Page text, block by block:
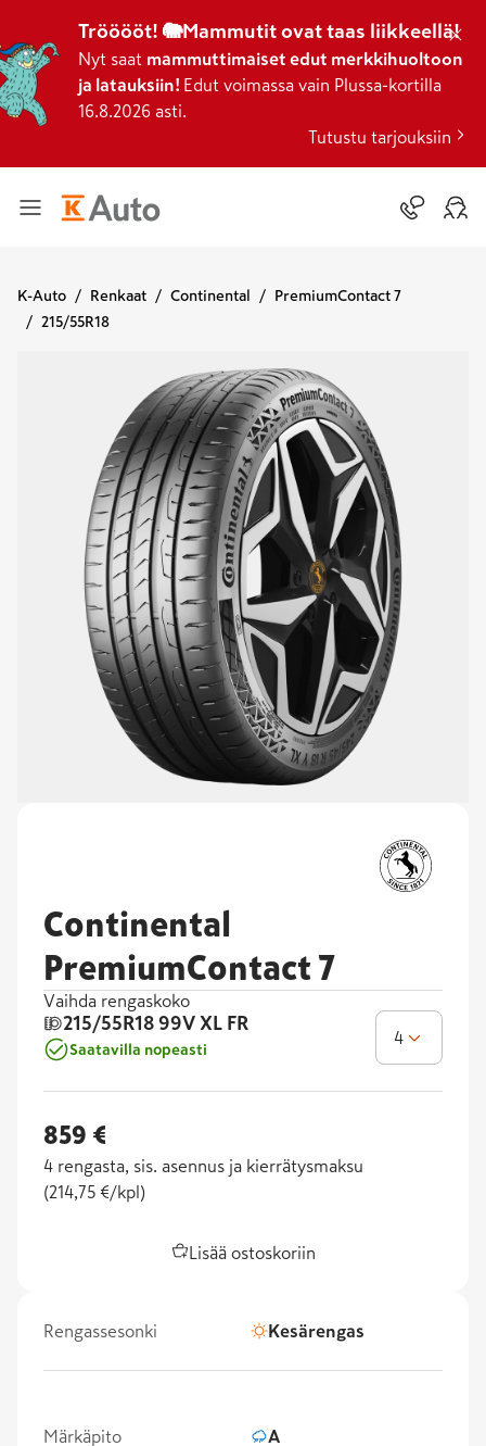
Trööööt! 🐘Mammutit ovat taas liikkeellä!
Nyt saat mammuttimaiset edut merkkihuoltoon
ja latauksiin! Edut voimassa vain Plussa-kortilla
16.8.2026 asti.
Tutustu tarjouksiin
K-Auto Renkaat Continental
PremiumContact 7
215/55R18
Continental
PremiumContact 7
Vaihda rengaskoko
215/55R18 99V XL FR
Saatavilla nopeasti
4
859 €
4 rengasta, sis. asennus ja kierrätysmaksu
(214,75 €/kpl )
Lisää ostoskoriin
Rengassesonki Kesärengas
Märkäpito A